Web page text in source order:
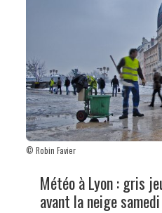
© Robin Favier
Météo à Lyon : gris
avant la neige samedi